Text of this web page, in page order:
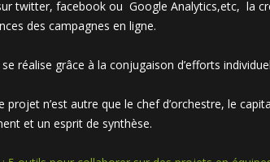
twitter, facebook ou Google Analytics,etc, la
des campagnes en ligne.
réalise grâce à la conjugaison d’efforts
projet n’est autre que le chef d’orchestre, le
et un esprit de synthèse.